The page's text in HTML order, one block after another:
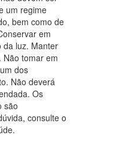
um regime
bem como de
em
da luz. Manter
Não tomar em
dos
Não deverá
Os
são
consulte o